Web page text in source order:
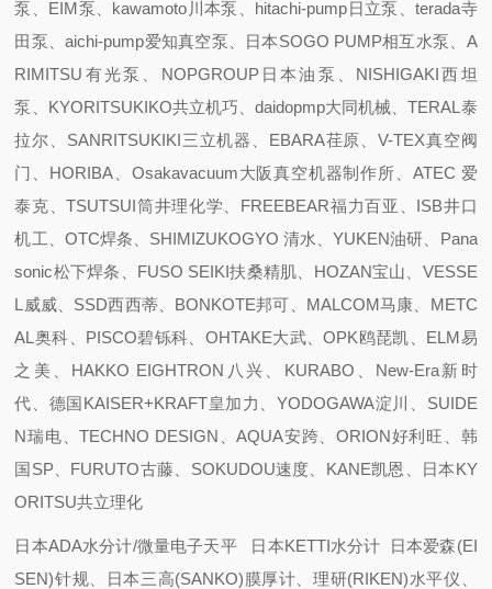
泵、EIM泵、kawamoto川本泵、hitachi-pump日立泵、terada寺
田泵、aichi-pump爱知真空泵、日本SOGO PUMP相互水泵、A
RIMITSU有光泵、NOPGROUP日本油泵、NISHIGAKI西坦
泵、KYORITSUKIKO共立机巧、daidopmp大同机械、TERAL泰
拉尔、SANRITSUKIKI三立机器、EBARA荏原、V-TEX真空阀
门、HORIBA、Osakavacuum大阪真空机器制作所、ATEC 爱
泰克、TSUTSUI筒井理化学、FREEBEAR福力百亚、ISB井口
机工、OTC焊条、SHIMIZUKOGYO 清水、YUKEN油研、Pana
sonic松下焊条、FUSO SEIKI扶桑精肌、HOZAN宝山、VESSE
L威威、SSD西西蒂、BONKOTE邦可、MALCOM马康、METC
AL奥科、PISCO碧铄科、OHTAKE大武、OPK鸥琵凯、ELM易
之美、HAKKO EIGHTRON八兴、KURABO、New-Era新时
代、德国KAISER+KRAFT皇加力、YODOGAWA淀川、SUIDE
N瑞电、TECHNO DESIGN、AQUA安跨、ORION好利旺、韩
国SP、FURUTO古藤、SOKUDOU速度、KANE凯恩、日本KY
ORITSU共立理化
日本ADA水分计/微量电子天平 日本KETTI水分计 日本爱森(EI
SEN)针规、日本三高(SANKO)膜厚计、理研(RIKEN)水平仪、